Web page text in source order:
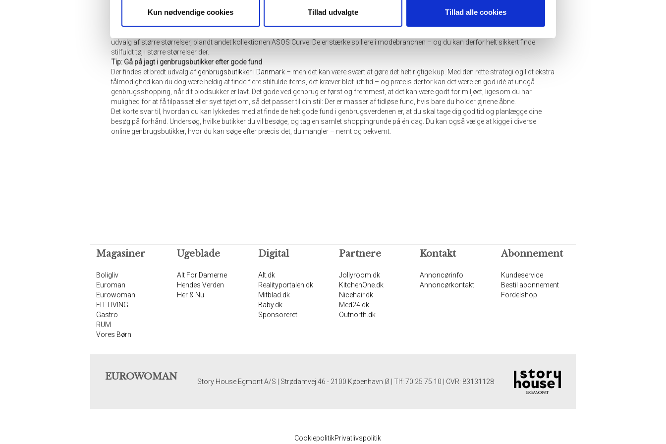
Kun nødvendige cookies Tillad udvalgte Tillad alle cookies
deres tøj, der ikke kun ser godt ud, men også føles behageligt at have på – særligt deres jeans og bukser er populære. Zizzi kan nemt købes
udvalg af større størrelser, blandt andet kollektionen ASOS Curve. De er stærke spillere i modebranchen – og du kan derfor helt sikkert finde
stilfuldt tøj i større størrelser der.
Tip: Gå på jagt i genbrugsbutikker efter gode fund
Der findes et bredt udvalg af genbrugsbutikker i Danmark – men det kan være svært at gøre det helt rigtige kup. Med den rette strategi og lidt ekstra
tålmodighed kan du dog være heldig at finde flere stilfulde items, det kræver blot lidt tid – og præcis derfor kan det være en god idé at undgå
genbrugsshopping, når dit blodsukker er lavt. Det gode ved genbrug er først og fremmest, at det kan være godt for miljøet, ligesom du har
mulighed for at få tilpasset eller syet tøjet om, så det passer til din stil: Der er masser af tidløse fund, hvis bare du holder øjnene åbne.
Det korte svar til, hvordan du kan lykkedes med at finde de helt gode fund i genbrugsverdenen er, at du skal tage dig god tid og planlægge dine
besøg på forhånd. Undersøg, hvilke butikker du vil besøge, og tag en samlet shoppingrunde på én dag. Du kan også vælge at kigge i diverse
online genbrugsbutikker, hvor du kan søge efter præcis det, du mangler – nemt og bekvemt.
Magasiner
Boligliv
Euroman
Eurowoman
FIT LIVING
Gastro
RUM
Vores Børn
Ugeblade
Alt For Damerne
Hendes Verden
Her & Nu
Digital
Alt.dk
Realityportalen.dk
Mitblad.dk
Baby.dk
Sponsoreret
Partnere
Jollyroom.dk
KitchenOne.dk
Nicehair.dk
Med24.dk
Outnorth.dk
Kontakt
Annoncørinfo
Annoncørkontakt
Abonnement
Kundeservice
Bestil abonnement
Fordelshop
EUROWOMAN Story House Egmont A/S | Strødamvej 46 - 2100 København Ø | Tlf: 70 25 75 10 | CVR: 83131128
CookiepolitikPrivatlivspolitik